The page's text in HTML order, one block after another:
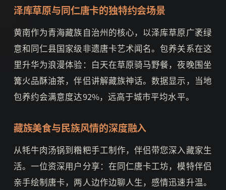
泽库草原与同仁唐卡的独特约会场景
黄南作为青海藏族自治州的核心，以泽库草原广袤绿
意和同仁县国家级非遗唐卡艺术闻名。包养关系在这
里升华为浪漫体验：白天在草原骑马野餐，夜晚围坐
篝火品酥油茶，伴侣讲解藏族神话。数据显示，当地
包养约会满意度达92%，远高于城市平均水平。
藏族美食与民族风情的深度融入
从牦牛肉汤锅到糌粑手工制作，伴侣带您深入藏家生
活。一位资深用户分享：在同仁唐卡工坊，模特伴侣
亲手绘制唐卡，两人边作边聊人生，感情迅速升温。